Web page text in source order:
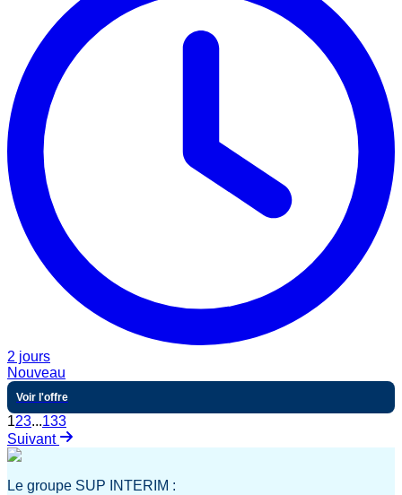
2 jours
Nouveau
Voir l'offre
123...133
Suivant
Le groupe SUP INTERIM :